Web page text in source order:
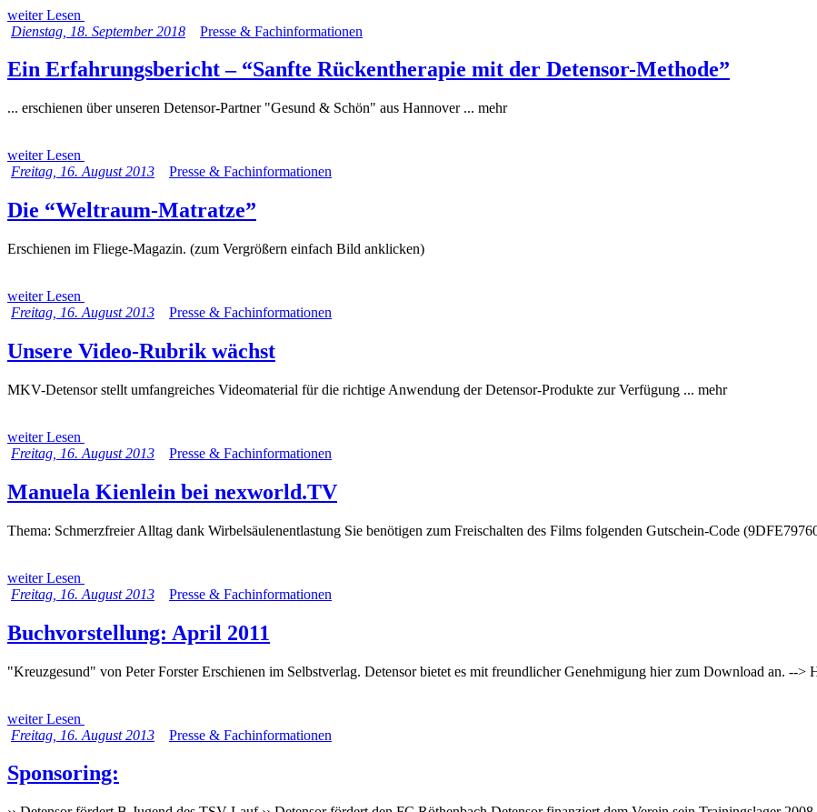
weiter Lesen
Dienstag, 18. September 2018
Presse & Fachinformationen
Ein Erfahrungsbericht – “Sanfte Rückentherapie mit der Detensor-Methode”
... erschienen über unseren Detensor-Partner "Gesund & Schön" aus Hannover ... mehr
weiter Lesen
Freitag, 16. August 2013
Presse & Fachinformationen
Die “Weltraum-Matratze”
Erschienen im Fliege-Magazin. (zum Vergrößern einfach Bild anklicken)
weiter Lesen
Freitag, 16. August 2013
Presse & Fachinformationen
Unsere Video-Rubrik wächst
MKV-Detensor stellt umfangreiches Videomaterial für die richtige Anwendung der Detensor-Produkte zur Verfügung ... mehr
weiter Lesen
Freitag, 16. August 2013
Presse & Fachinformationen
Manuela Kienlein bei nexworld.TV
Thema: Schmerzfreier Alltag dank Wirbelsäulenentlastung Sie benötigen zum Freischalten des Films folgenden Gutschein-Code
weiter Lesen
Freitag, 16. August 2013
Presse & Fachinformationen
Buchvorstellung: April 2011
"Kreuzgesund" von Peter Forster Erschienen im Selbstverlag. Detensor bietet es mit freundlicher Genehmigung hier zum Download an. -->
weiter Lesen
Freitag, 16. August 2013
Presse & Fachinformationen
Sponsoring: